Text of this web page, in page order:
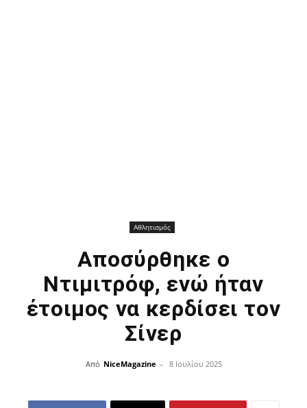
Αθλητισμός
Αποσύρθηκε ο
Ντιμιτρόφ, ενώ ήταν
έτοιμος να κερδίσει τον
Σίνερ
Από NiceMagazine - 8 Ιουλίου 2025